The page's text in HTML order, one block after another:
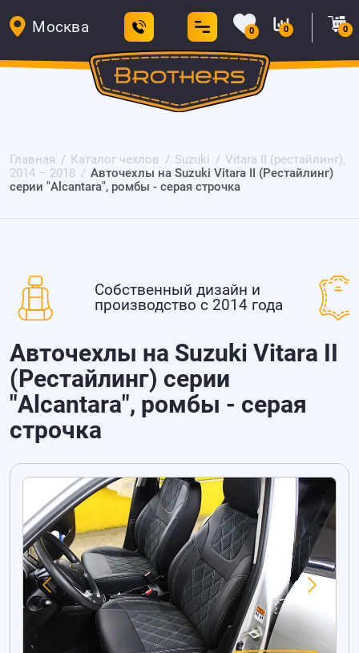
Москва 0 0 0
Главная Каталог чехлов Suzuki
Vitara II (рестайлинг),
2014 – 2018
Авточехлы на Suzuki Vitara II (Рестайлинг)
серии "Alcantara", ромбы - серая строчка
Собственный дизайн и
производство с 2014 года
Авточехлы на Suzuki Vitara II
(Рестайлинг) серии
"Alcantara", ромбы - серая
строчка